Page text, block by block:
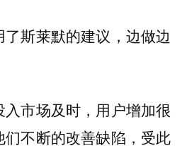
斯莱默的建议，边做边
市场及时，用户增加很
不断的改善缺陷，受此